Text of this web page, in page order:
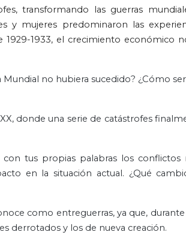
transformando las guerras
y mujeres predominaron las
1933, el crecimiento económico
Mundial no hubiera sucedido? ¿Cómo
donde una serie de catástrofes
tus propias palabras los conflictos
en la situación actual. ¿Qué
como entreguerras, ya que,
derrotados y los de nueva creación.